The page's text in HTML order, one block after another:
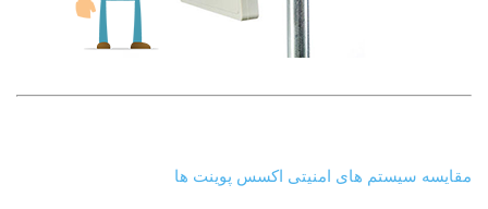
مقایسه سیستم های امنیتی اکسس پوینت ها